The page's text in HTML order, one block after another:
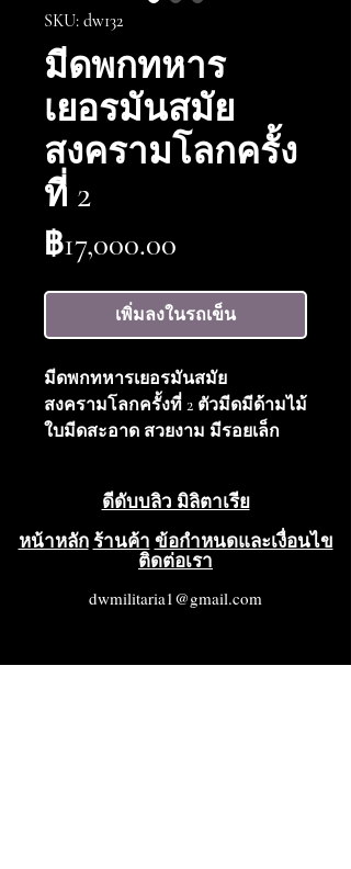
SKU: dw132
มีดพกทหาร
เยอรมันสมัย
สงครามโลกครั้ง
ที่ 2
฿17,000.00
เพิ่มลงในรถเข็น
มีดพกทหารเยอรมันสมัย
สงครามโลกครั้งที่ 2 ตัวมีดมีด้ามไม้
ใบมีดสะอาด สวยงาม มีรอยเล็ก
หลังและยังคงสภาพเดิมเกือบ
ทั้งหมด โดยรวมแล้วเป็นมีดที่
สวยงามมาก อยู่ในสภาพดีเยี่ยม
(VG++++)
ดีดับบลิว มิลิตาเรีย
หน้าหลัก ร้านค้า ข้อกำหนดและเงื่อนไข
ติดต่อเรา
dwmilitaria1@gmail.com